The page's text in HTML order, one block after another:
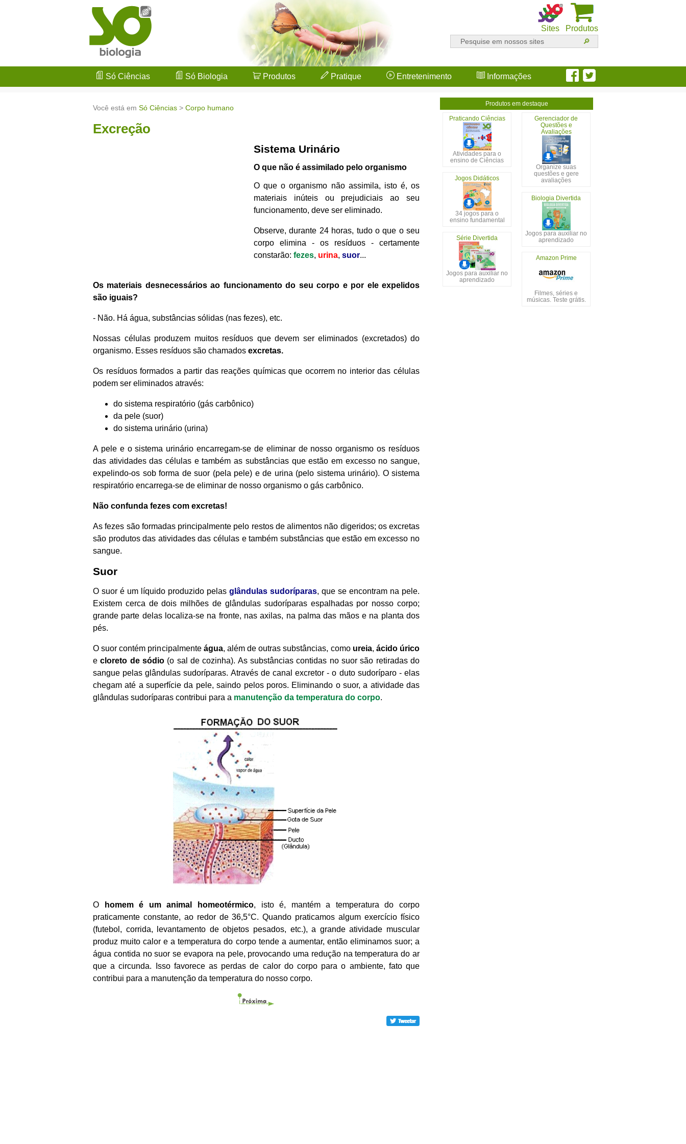
Produtos
Sites
Só Ciências Só Biologia Produtos Pratique Entretenimento Informações
Você está em Só Ciências > Corpo humano
Excreção
Sistema Urinário
O que não é assimilado pelo organismo
O que o organismo não assimila, isto é, os
materiais inúteis ou prejudiciais ao seu
funcionamento, deve ser eliminado.
Observe, durante 24 horas, tudo o que o seu
corpo elimina - os resíduos - certamente
constarão: fezes, urina, suor...
Os materiais desnecessários ao funcionamento do seu corpo e por ele expelidos
são iguais?
- Não. Há água, substâncias sólidas (nas fezes), etc.
Nossas células produzem muitos resíduos que devem ser eliminados (excretados) do
organismo. Esses resíduos são chamados excretas.
Os resíduos formados a partir das reações químicas que ocorrem no interior das células
podem ser eliminados através:
do sistema respiratório (gás carbônico)
da pele (suor)
do sistema urinário (urina)
A pele e o sistema urinário encarregam-se de eliminar de nosso organismo os resíduos
das atividades das células e também as substâncias que estão em excesso no sangue,
expelindo-os sob forma de suor (pela pele) e de urina (pelo sistema urinário). O sistema
respiratório encarrega-se de eliminar de nosso organismo o gás carbônico.
Não confunda fezes com excretas!
As fezes são formadas principalmente pelo restos de alimentos não digeridos; os excretas
são produtos das atividades das células e também substâncias que estão em excesso no
sangue.
Suor
O suor é um líquido produzido pelas glândulas sudoríparas, que se encontram na pele.
Existem cerca de dois milhões de glândulas sudoríparas espalhadas por nosso corpo;
grande parte delas localiza-se na fronte, nas axilas, na palma das mãos e na planta dos
pés.
O suor contém principalmente água, além de outras substâncias, como ureia, ácido úrico
ecloreto de sódio (o sal de cozinha). As substâncias contidas no suor são retiradas do
sangue pelas glândulas sudoríparas. Através de canal excretor - o duto sudoríparo - elas
chegam até a superfície da pele, saindo pelos poros. Eliminando o suor, a atividade das
glândulas sudoríparas contribui para a manutenção da temperatura do corpo.
O homem é um animal homeotérmico, isto é, mantém a temperatura do corpo
praticamente constante, ao redor de 36,5°C. Quando praticamos algum exercício físico
(futebol, corrida, levantamento de objetos pesados, etc.), a grande atividade muscular
produz muito calor e a temperatura do corpo tende a aumentar, então eliminamos suor; a
água contida no suor se evapora na pele, provocando uma redução na temperatura do ar
que a circunda. Isso favorece as perdas de calor do corpo para o ambiente, fato que
contribui para a manutenção da temperatura do nosso corpo.
Produtos em destaque
Praticando Ciências
Atividades para o
ensino de Ciências
Gerenciador de
Questões e
Avaliações
Organize suas
questões e gere
avaliações
Jogos Didáticos
34 jogos para o
ensino fundamental
Biologia Divertida
Jogos para auxiliar no
aprendizado
Série Divertida
Jogos para auxiliar no
aprendizado
Amazon Prime
Filmes, séries e
músicas. Teste grátis.